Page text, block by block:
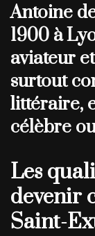
Antoine
1900 à
aviateur
surtout
littéraire,
célèbre
Les
devenir
Saint-